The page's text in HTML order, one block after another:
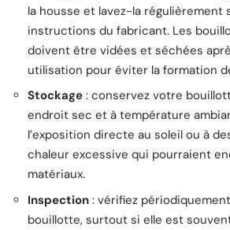
la housse et lavez-la régulièrement
instructions du fabricant. Les
doivent être vidées et séchées
utilisation pour éviter la formation
Stockage : conservez votre
endroit sec et à température
l’exposition directe au soleil ou à
chaleur excessive qui pourraient
matériaux.
Inspection : vérifiez
bouillotte, surtout si elle est